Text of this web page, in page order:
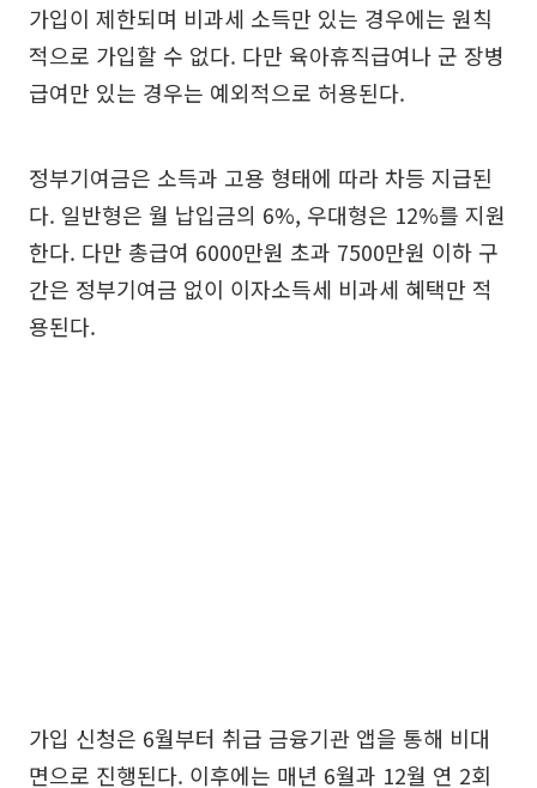
가입이 제한되며 비과세 소득만 있는 경우에는 원칙
적으로 가입할 수 없다. 다만 육아휴직급여나 군 장병
급여만 있는 경우는 예외적으로 허용된다.
정부기여금은 소득과 고용 형태에 따라 차등 지급된
다. 일반형은 월 납입금의 6%, 우대형은 12%를 지원
한다. 다만 총급여 6000만원 초과 7500만원 이하 구
간은 정부기여금 없이 이자소득세 비과세 혜택만 적
용된다.
가입 신청은 6월부터 취급 금융기관 앱을 통해 비대
면으로 진행된다. 이후에는 매년 6월과 12월 연 2회